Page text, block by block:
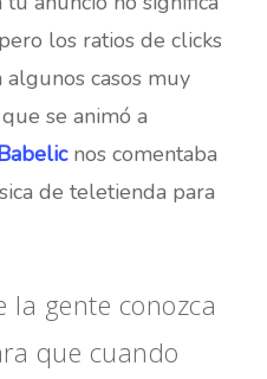
los ratios de clicks
algunos casos muy
se animó a
nos comentaba
de teletienda para
la gente conozca
que cuando